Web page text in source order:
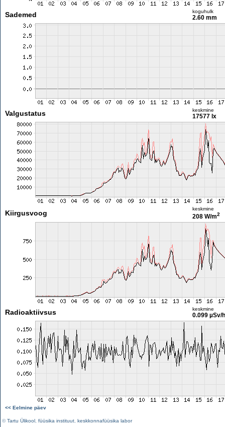
Sademed koguhulk
2.60 mm
Valgustatus keskmine
17577 lx
Kiirgusvoog
keskmine
208 W/m2
Radioaktiivsus keskmine
0.099 µSv/h
<< Eelmine päev
©Tartu Ülikool füüsika instituut keskkonnafüüsika labor